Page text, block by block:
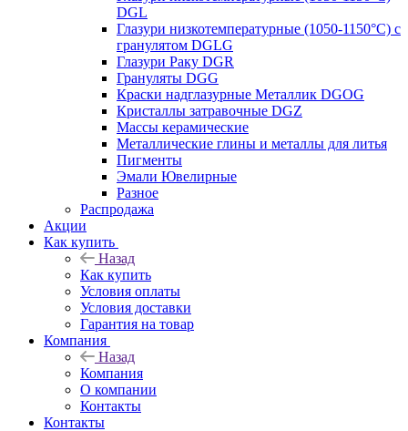
DGL
Глазури низкотемпературные (1050-1150°С) с
гранулятом DGLG
Глазури Раку DGR
Грануляты DGG
Краски надглазурные Металлик DGOG
Кристаллы затравочные DGZ
Массы керамические
Металлические глины и металлы для литья
Пигменты
Эмали Ювелирные
Разное
Распродажа
Акции
Как купить
Назад
Как купить
Условия оплаты
Условия доставки
Гарантия на товар
Компания
Назад
Компания
О компании
Контакты
Контакты